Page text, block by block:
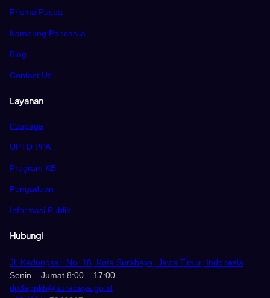
Prisma Puspa
Kampung Pancasila
Blog
Contact Us
Layanan
Puspaga
UPTD PPA
Program KB
Pengaduan
Informasi Publik
Hubungi
Jl. Kedungsari No. 18, Kota Surabaya, Jawa Timur, Indonesia
Senin – Jumat 8:00 – 17:00
dp3appkb@surabaya.go.id